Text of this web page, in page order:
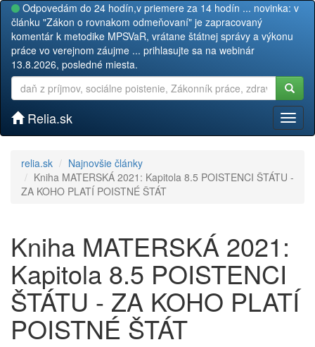
Odpovedám do 24 hodín,v priemere za 14 hodín ... novinka: v
článku "Zákon o rovnakom odmeňovaní" je zapracovaný
komentár k metodike MPSVaR, vrátane štátnej správy a výkonu
práce vo verejnom záujme ... prihlasujte sa na webinár
13.8.2026, posledné miesta.
Relia.sk
relia.sk
Najnovšie články
Kniha MATERSKÁ 2021: Kapitola 8.5 POISTENCI ŠTÁTU -
ZA KOHO PLATÍ POISTNÉ ŠTÁT
Kniha MATERSKÁ 2021:
Kapitola 8.5 POISTENCI
ŠTÁTU - ZA KOHO PLATÍ
POISTNÉ ŠTÁT